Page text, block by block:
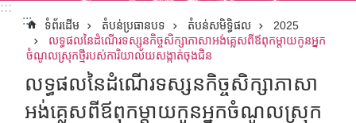
:::
:::
ទំព័រដើម តំបន់ប្រធានបទ តំបន់សមិទ្ធិផល
2025
លទ្ធផលនៃដំណើរទស្សនកិច្ចសិក្សាភាសាអង់គ្លេសពីឪពុកម្តាយកូនអ្នក
ចំណូលស្រុកថ្មីរបស់ការិយាល័យសង្កាត់ចុងជិន
លទ្ធផលនៃដំណើរទស្សនកិច្ចសិក្សាភាសា
អង់គ្លេសពីឪពុកម្តាយកូនអ្នកចំណូលស្រុក